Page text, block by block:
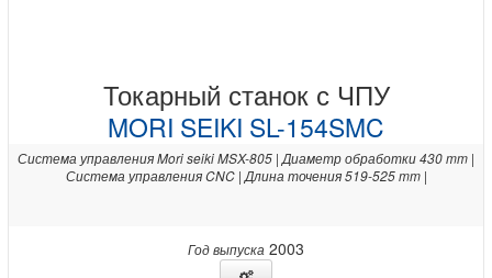
Токарный станок с ЧПУ
MORI SEIKI SL-154SMC
Система управления Mori seiki MSX-805 | Диаметр обработки 430 mm |
Система управления CNC | Длина точения 519-525 mm |
Год выпуска 2003